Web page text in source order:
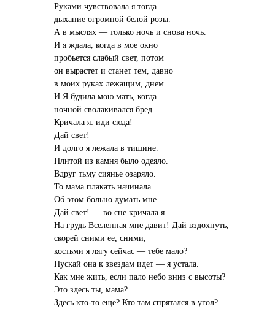
Руками чувствовала я тогда
дыхание огромной белой розы.
А в мыслях — только ночь и снова ночь.
И я ждала, когда в мое окно
пробьется слабый свет, потом
он вырастет и станет тем, давно
в моих руках лежащим, днем.
И Я будила мою мать, когда
ночной сволакивался бред.
Кричала я: иди сюда!
Дай свет!
И долго я лежала в тишине.
Плитой из камня было одеяло.
Вдруг тьму сиянье озаряло.
То мама плакать начинала.
Об этом больно думать мне.
Дай свет! — во сне кричала я. —
На грудь Вселенная мне давит! Дай вздохнуть,
скорей сними ее, сними,
костьми я лягу сейчас — тебе мало?
Пускай она к звездам идет — я устала.
Как мне жить, если пало небо вниз с высоты?
Это здесь ты, мама?
Здесь кто-то еще? Кто там спрятался в угол?